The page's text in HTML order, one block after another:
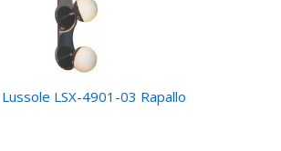
LSX-4901-03 Rapallo